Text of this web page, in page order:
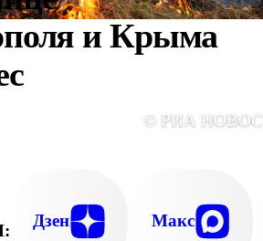
и Крыма
© РИА
Дзен Макс